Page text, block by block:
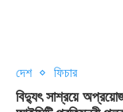
দেশ ফিচার
বিদ্যুৎ সাশ্রয়ে